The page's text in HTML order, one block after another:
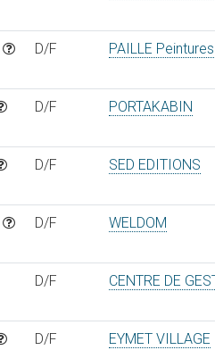
D/F PAILLE Peintures
D/F PORTAKABIN
D/F SED EDITIONS
D/F WELDOM
D/F CENTRE DE
D/F EYMET VILLAGE